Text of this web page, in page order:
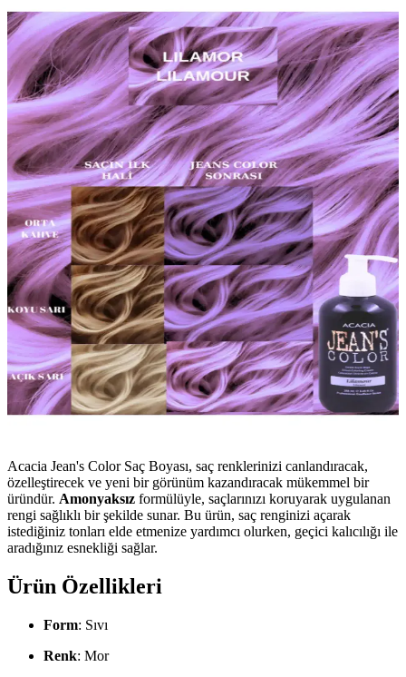
Acacia Jean's Color Saç Boyası, saç renklerinizi canlandıracak,
özelleştirecek ve yeni bir görünüm kazandıracak mükemmel bir
üründür. Amonyaksız formülüyle, saçlarınızı koruyarak uygulanan
rengi sağlıklı bir şekilde sunar. Bu ürün, saç renginizi açarak
istediğiniz tonları elde etmenize yardımcı olurken, geçici kalıcılığı ile
aradığınız esnekliği sağlar.
Ürün Özellikleri
Form: Sıvı
Renk: Mor